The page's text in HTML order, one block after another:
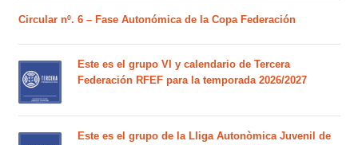
Circular nº. 6 – Fase Autonómica de la Copa Federación
Este es el grupo VI y calendario de Tercera
Federación RFEF para la temporada 2026/2027
Este es el grupo de la Lliga Autonòmica Juvenil de